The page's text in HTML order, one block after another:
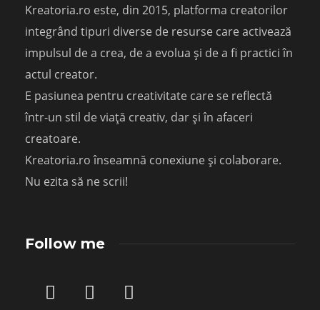
Kreatoria.ro este, din 2015, platforma creatorilor
integrând tipuri diverse de resurse care activează
impulsul de a crea, de a evolua și de a fi practici în
actul creator.
E pasiunea pentru creativitate care se reflectă
într-un stil de viață creativ, dar și în afaceri
creatoare.
Kreatoria.ro înseamnă conexiune și colaborare.
Nu ezita să ne scrii!
Follow me